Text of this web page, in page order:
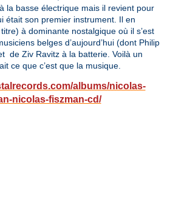
la basse électrique mais il revient pour
était son premier instrument. Il en
à dominante nostalgique où il s’est
belges d’aujourd’hui (dont Philip
de Ziv Ravitz à la batterie. Voilà un
ce que c’est que la musique.
albums/nicolas-
nicolas-fiszman-cd/